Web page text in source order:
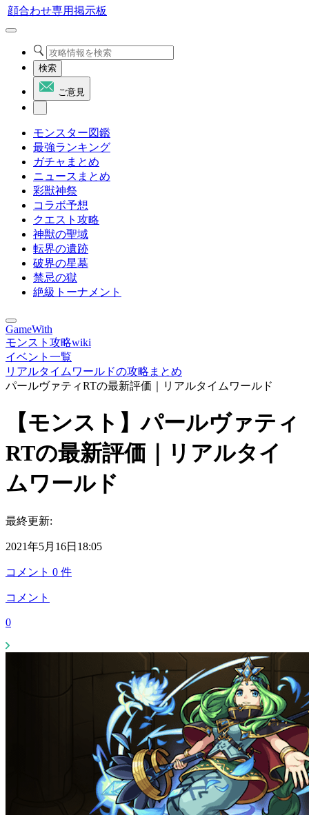
顔合わせ専用掲示板
検索
ご意見
モンスター図鑑
最強ランキング
ガチャまとめ
ニュースまとめ
彩獣神祭
コラボ予想
クエスト攻略
神獣の聖域
転界の遺跡
破界の星墓
禁忌の獄
絶級トーナメント
GameWith
モンスト攻略wiki
イベント一覧
リアルタイムワールドの攻略まとめ
パールヴァティRTの最新評価｜リアルタイムワールド
【モンスト】パールヴァティ
RTの最新評価｜リアルタイ
ムワールド
最終更新:
2021年5月16日18:05
コメント 0 件
コメント
0